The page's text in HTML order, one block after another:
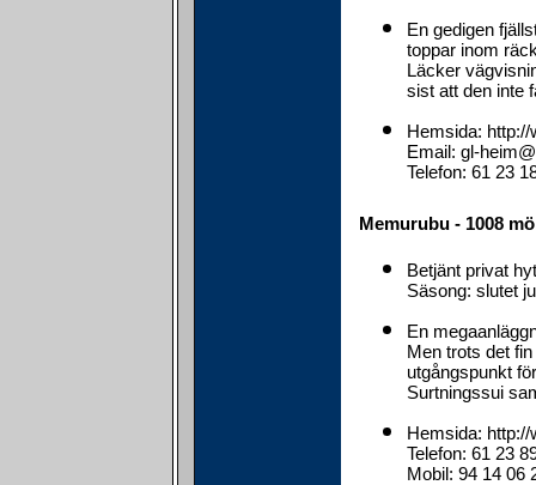
En gedigen
toppar inom
Läcker
sist att den inte
Hemsida: http://
Email: gl-
Telefon: 61 23
Memurubu - 1008
Betjänt privat
Säsong: slutet
En
Men trots det
utgångspunkt
Surtningssui
Hemsida:
Telefon: 61 23
Mobil: 94 14 06